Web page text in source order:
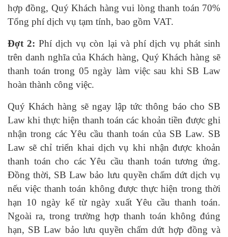
hợp đồng, Quý Khách hàng vui lòng thanh toán 70%
Tổng phí dịch vụ tạm tính, bao gồm VAT.
Đợt 2: Phí dịch vụ còn lại và phí dịch vụ phát sinh
trên danh nghĩa của Khách hàng, Quý Khách hàng sẽ
thanh toán trong 05 ngày làm việc sau khi SB Law
hoàn thành công việc.
Quý Khách hàng sẽ ngay lập tức thông báo cho SB
Law khi thực hiện thanh toán các khoản tiền được ghi
nhận trong các Yêu cầu thanh toán của SB Law. SB
Law sẽ chỉ triển khai dịch vụ khi nhận được khoản
thanh toán cho các Yêu cầu thanh toán tương ứng.
Đồng thời, SB Law bảo lưu quyền chấm dứt dịch vụ
nếu việc thanh toán không được thực hiện trong thời
hạn 10 ngày kể từ ngày xuất Yêu cầu thanh toán.
Ngoài ra, trong trường hợp thanh toán không đúng
hạn, SB Law bảo lưu quyền chấm dứt hợp đồng và